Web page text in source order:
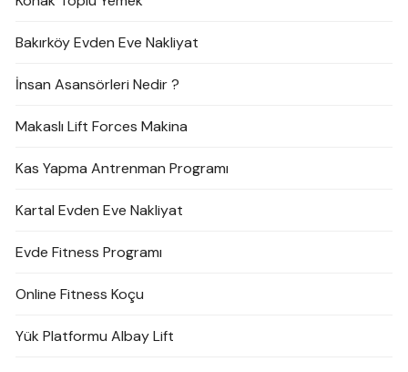
Bakırköy Evden Eve Nakliyat
İnsan Asansörleri Nedir ?
Makaslı Lift Forces Makina
Kas Yapma Antrenman Programı
Kartal Evden Eve Nakliyat
Evde Fitness Programı
Online Fitness Koçu
Yük Platformu Albay Lift